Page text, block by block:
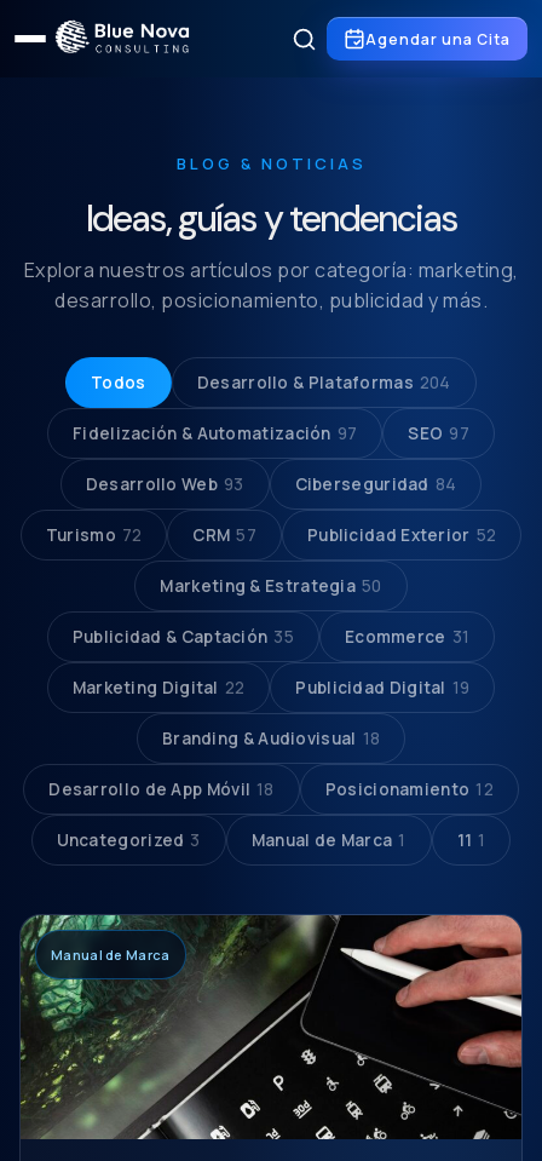
Agendar una Cita
BLOG & NOTICIAS
Ideas, guías y tendencias
Explora nuestros artículos por categoría: marketing,
desarrollo, posicionamiento, publicidad y más.
Todos Desarrollo & Plataformas 204
Fidelización & Automatización 97 SEO 97
Desarrollo Web 93 Ciberseguridad 84
Turismo 72 CRM 57 Publicidad Exterior 52
Marketing & Estrategia 50
Publicidad & Captación 35 Ecommerce 31
Marketing Digital 22 Publicidad Digital 19
Branding & Audiovisual 18
Desarrollo de App Móvil 18 Posicionamiento 12
Uncategorized 3 Manual de Marca 1 11 1
Manual de Marca